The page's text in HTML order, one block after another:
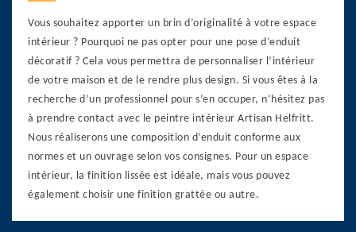
Vous souhaitez apporter un brin d’originalité à votre espace
intérieur ? Pourquoi ne pas opter pour une pose d’enduit
décoratif ? Cela vous permettra de personnaliser l’intérieur
de votre maison et de le rendre plus design. Si vous êtes à la
recherche d’un professionnel pour s’en occuper, n’hésitez pas
à prendre contact avec le peintre intérieur Artisan Helfritt.
Nous réaliserons une composition d’enduit conforme aux
normes et un ouvrage selon vos consignes. Pour un espace
intérieur, la finition lissée est idéale, mais vous pouvez
également choisir une finition grattée ou autre.